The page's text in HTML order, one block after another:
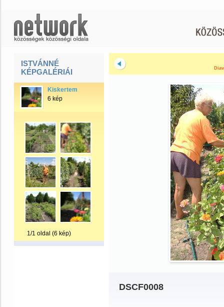
ISTVÁNNÉ
KÉPGALÉRIÁI
Kiskertem
6 kép
1/1 oldal (6 kép)
DSCF0008